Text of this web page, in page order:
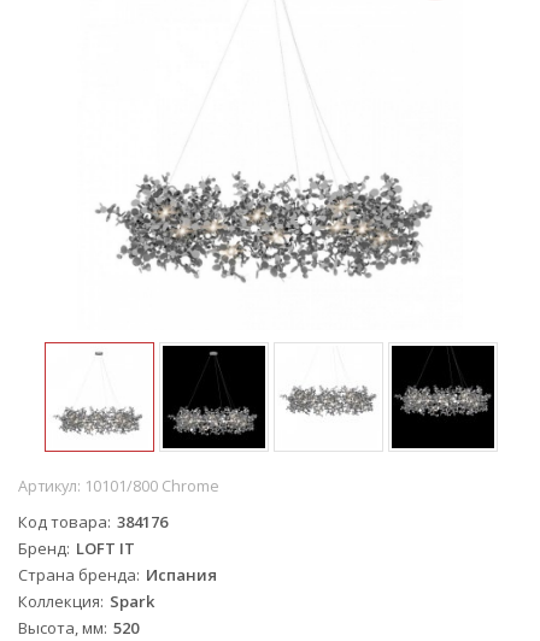
Артикул: 10101/800 Chrome
Код товара 384176
Бренд LOFT IT
Страна бренда Испания
Коллекция Spark
Высота, мм 520